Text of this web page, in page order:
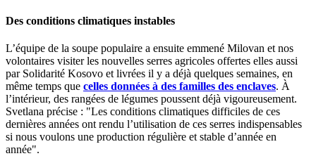
Des conditions climatiques instables
L’équipe de la soupe populaire a ensuite emmené Milovan et nos
volontaires visiter les nouvelles serres agricoles offertes elles aussi
par Solidarité Kosovo et livrées il y a déjà quelques semaines, en
même temps que celles données à des familles des enclaves. À
l’intérieur, des rangées de légumes poussent déjà vigoureusement.
Svetlana précise : "Les conditions climatiques difficiles de ces
dernières années ont rendu l’utilisation de ces serres indispensables
si nous voulons une production régulière et stable d’année en
année".